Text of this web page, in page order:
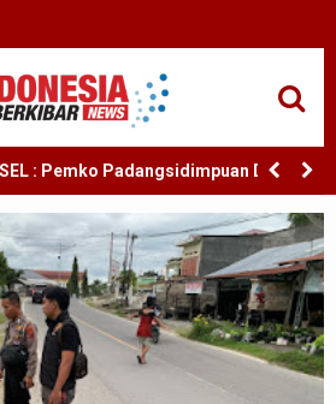
: Pemko Padangsidimpuan Diduga
Arahan Mendagri Terkait TKD